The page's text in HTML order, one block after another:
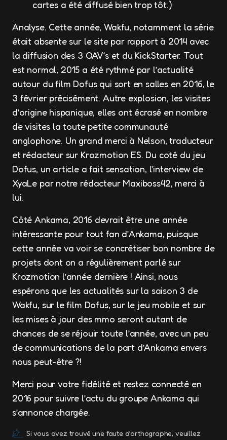
cartes a été diffusé bien trop tôt.)
Analyse. Cette année,Wakfu, notamment la série
était absente sur le site par rapport à 2014 avec
la diffusion des 3 OAV‘s et du KickStarter. Tout
est normal, 2015 a été rythmé par l’actualité
autour du film Dofusqui sort en salles en 2016, le
3 février précisément. Autre explosion, les visites
d’origine hispanique, elles ont écrasé en nombre
de visites la toute petite communauté
anglophone. Un grand merci à Nelson, traducteur
et rédacteur sur Krozmotion ES. Du coté du jeu
Dofus, un article a fait sensation, l’interview de
XyaLe par notre rédacteur Maxiboss42, merci à
lui.
Côté Ankama, 2016 devrait être une année
intéressante pour tout fan d’Ankama, puisque
cette année va voir se concrétiser bon nombre de
projets dont on a régulièrement parlé sur
Krozmotion l’année dernière ! Ainsi, nous
espérons que les actualités sur la saison 3 de
Wakfu, sur le film Dofus, sur le jeu mobile et sur
les mises à jour des mmo seront autant de
chances de se réjouir toute l’année, avec un peu
de communications de la part d’Ankama envers
nous peut-être ?!
Merci pour votre fidélité et restez connecté en
2016 pour suivre l’actu du groupe Ankama qui
s’annonce chargée.
Si vous avez trouvé une faute d’orthographe, veuillez